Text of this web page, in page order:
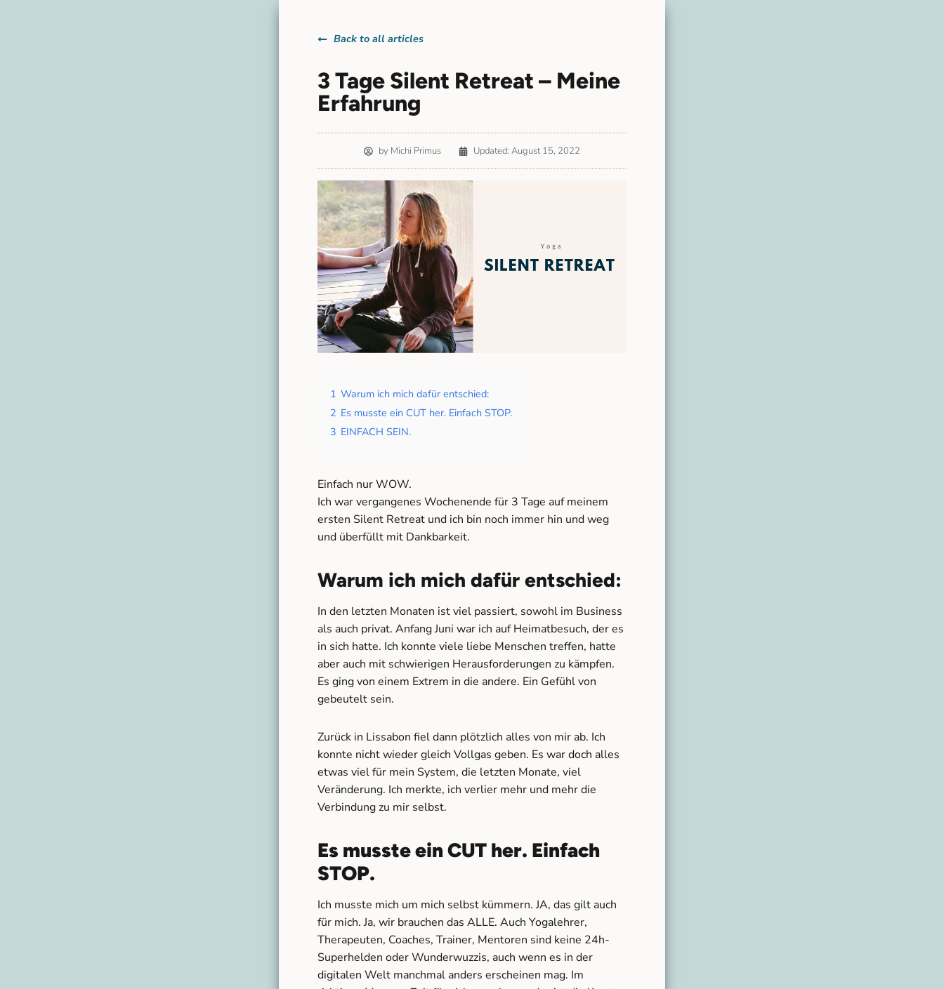
Back to all articles
3 Tage Silent Retreat – Meine
Erfahrung
by Michi Primus Updated: August 15, 2022
1 Warum ich mich dafür entschied:
2 Es musste ein CUT her. Einfach STOP.
3 EINFACH SEIN.
Einfach nur WOW.
Ich war vergangenes Wochenende für 3 Tage auf meinem
ersten Silent Retreat und ich bin noch immer hin und weg
und überfüllt mit Dankbarkeit.
Warum ich mich dafür entschied:
In den letzten Monaten ist viel passiert, sowohl im Business
als auch privat. Anfang Juni war ich auf Heimatbesuch, der es
in sich hatte. Ich konnte viele liebe Menschen treffen, hatte
aber auch mit schwierigen Herausforderungen zu kämpfen.
Es ging von einem Extrem in die andere. Ein Gefühl von
gebeutelt sein.
Zurück in Lissabon fiel dann plötzlich alles von mir ab. Ich
konnte nicht wieder gleich Vollgas geben. Es war doch alles
etwas viel für mein System, die letzten Monate, viel
Veränderung. Ich merkte, ich verlier mehr und mehr die
Verbindung zu mir selbst.
Es musste ein CUT her. Einfach
STOP.
Ich musste mich um mich selbst kümmern. JA, das gilt auch
für mich. Ja, wir brauchen das ALLE. Auch Yogalehrer,
Therapeuten, Coaches, Trainer, Mentoren sind keine 24h-
Superhelden oder Wunderwuzzis, auch wenn es in der
digitalen Welt manchmal anders erscheinen mag. Im